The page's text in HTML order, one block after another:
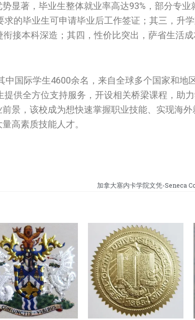
显著，毕业生整体就业率高达93%，部分专业
的毕业生可申请毕业后工作签证；其三，升
接本科深造；其四，性价比突出，萨省生活
国际学生4600余名，来自全球多个国家和地
供全方位支持服务，开设相关桥梁课程，助
景，该校成为想快速掌握职业技能、实现海
高素质技能人才。
加拿大塞内卡学院文凭-Seneca